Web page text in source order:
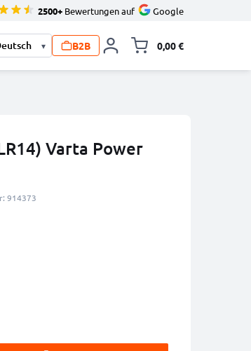
2500+ Bewertungen auf Google
▾ B2B 0,00 €
Varta Power
914373